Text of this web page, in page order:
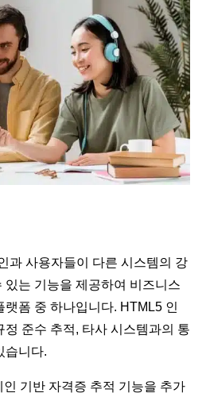
과 사용자들이 다른 시스템의 강
있는 기능을 제공하여 비즈니스
랫폼 중 하나입니다. HTML5 인
정 준수 추적, 타사 시스템과의 통
습니다.
기반 자격증 추적 기능을 추가